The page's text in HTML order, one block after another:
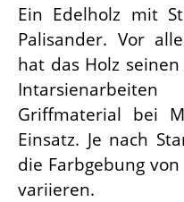
Ein Edelholz mit
Palisander. Vor
hat das Holz
Griffmaterial bei
Einsatz. Je nach
die Farbgebung
variieren.